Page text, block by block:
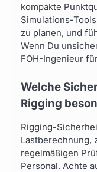
kompakte
Simulations-
zu planen, und
Wenn Du
FOH-Ingenieur
Welche
Rigging
Rigging-
Lastberechnung,
regelmäßigen
Personal. Achte